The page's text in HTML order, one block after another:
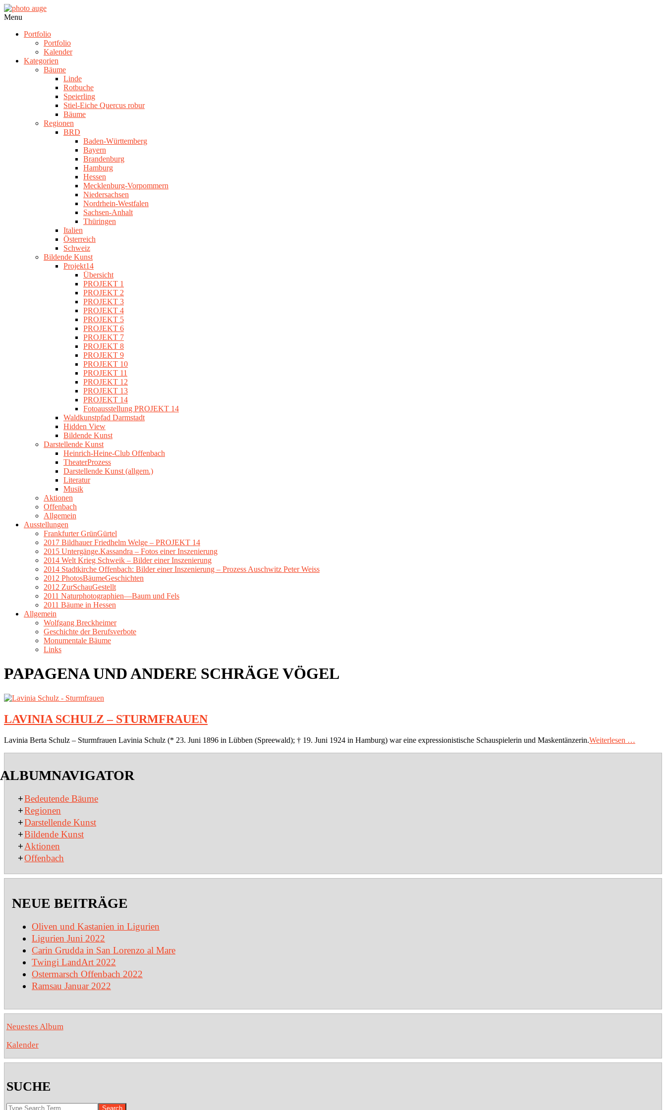
Skip
to
photo
Navigation
Menu
Portfolio
Portfolio
Kalender
Kategorien
Bäume
Linde
Rotbuche
Speierling
Stiel-Eiche Quercus robur
Bäume
Regionen
BRD
Baden-Württemberg
Bayern
Brandenburg
Hamburg
Hessen
Mecklenburg-Vorpommern
Niedersachsen
Nordrhein-Westfalen
Sachsen-Anhalt
Thüringen
Italien
Österreich
Schweiz
Bildende Kunst
Projekt14
Übersicht
PROJEKT 1
PROJEKT 2
PROJEKT 3
PROJEKT 4
PROJEKT 5
PROJEKT 6
PROJEKT 7
PROJEKT 8
PROJEKT 9
PROJEKT 10
PROJEKT 11
PROJEKT 12
PROJEKT 13
PROJEKT 14
Fotoausstellung PROJEKT 14
Waldkunstpfad Darmstadt
Hidden View
Bildende Kunst
Darstellende Kunst
Heinrich-Heine-Club Offenbach
TheaterProzess
Darstellende Kunst (allgem.)
Literatur
Musik
Aktionen
Offenbach
Allgemein
Ausstellungen
Frankfurter GrünGürtel
2017 Bildhauer Friedhelm Welge – PROJEKT 14
2015 Untergänge.Kassandra – Fotos einer Inszenierung
2014 Welt Krieg Schweik – Bilder einer Inszenierung
2014 Stadtkirche Offenbach: Bilder einer Inszenierung – Prozess Auschwitz Peter Weiss
2012 PhotosBäumeGeschichten
2012 ZurSchauGestellt
2011 Naturphotographien—Baum und Fels
2011 Bäume in Hessen
Allgemein
Wolfgang Breckheimer
Geschichte der Berufsverbote
Monumentale Bäume
Links
PAPAGENA UND ANDERE SCHRÄGE VÖGEL
LAVINIA SCHULZ – STURMFRAUEN
2018-
Lavinia Berta Schulz – Sturmfrauen Lavinia Schulz (* 23. Juni 1896 in Lübben (Spreewald); † 19. Juni 1924 in Hamburg) war eine expressionistische Schauspielerin und Maskentänzerin.Weiterlesen …
ALBUMNAVIGATOR
+Bedeutende Bäume
+Regionen
+Darstellende Kunst
+Bildende Kunst
+Aktionen
+Offenbach
NEUE BEITRÄGE
Oliven und Kastanien in Ligurien
Ligurien Juni 2022
Carin Grudda in San Lorenzo al Mare
Twingi LandArt 2022
Ostermarsch Offenbach 2022
Ramsau Januar 2022
Neuestes Album
Kalender
SUCHE
Search